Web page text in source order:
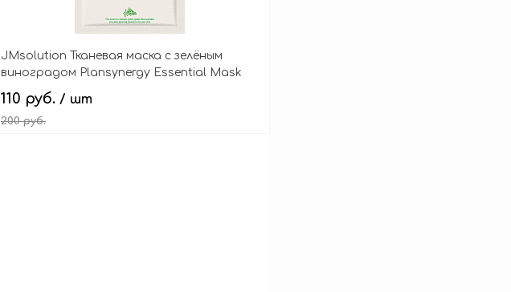
JMsolution Тканевая маска с зелёным
виноградом Plansynergy Essential Mask
Green Grape
110 руб. / шт
200 руб.